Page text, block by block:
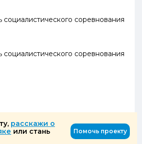
соревнования
соревнования
расскажи о
или стань
Помочь проекту